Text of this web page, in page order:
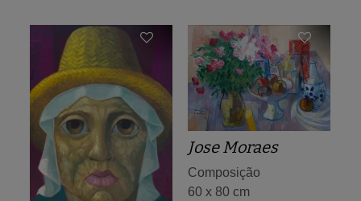
Jose Moraes
Composição
60 x 80 cm